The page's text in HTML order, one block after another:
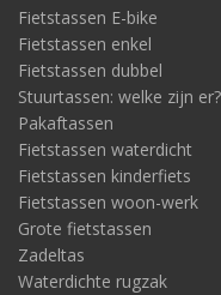
Fietstassen E-bike
Fietstassen enkel
Fietstassen dubbel
Stuurtassen: welke zijn er?
Pakaftassen
Fietstassen waterdicht
Fietstassen kinderfiets
Fietstassen woon-werk
Grote fietstassen
Zadeltas
Waterdichte rugzak